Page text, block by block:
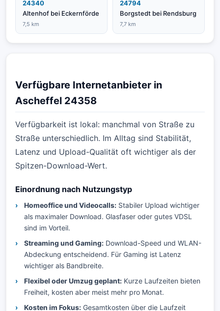
24340
Altenhof bei Eckernförde
7,5 km
24794
Borgstedt bei Rendsburg
7,7 km
Verfügbare Internetanbieter in
Ascheffel 24358
Verfügbarkeit ist lokal: manchmal von Straße zu
Straße unterschiedlich. Im Alltag sind Stabilität,
Latenz und Upload-Qualität oft wichtiger als der
Spitzen-Download-Wert.
Einordnung nach Nutzungstyp
Homeoffice und Videocalls: Stabiler Upload wichtiger
als maximaler Download. Glasfaser oder gutes VDSL
sind im Vorteil.
Streaming und Gaming: Download-Speed und WLAN-
Abdeckung entscheidend. Für Gaming ist Latenz
wichtiger als Bandbreite.
Flexibel oder Umzug geplant: Kurze Laufzeiten bieten
Freiheit, kosten aber meist mehr pro Monat.
Kosten im Fokus: Gesamtkosten über die Laufzeit